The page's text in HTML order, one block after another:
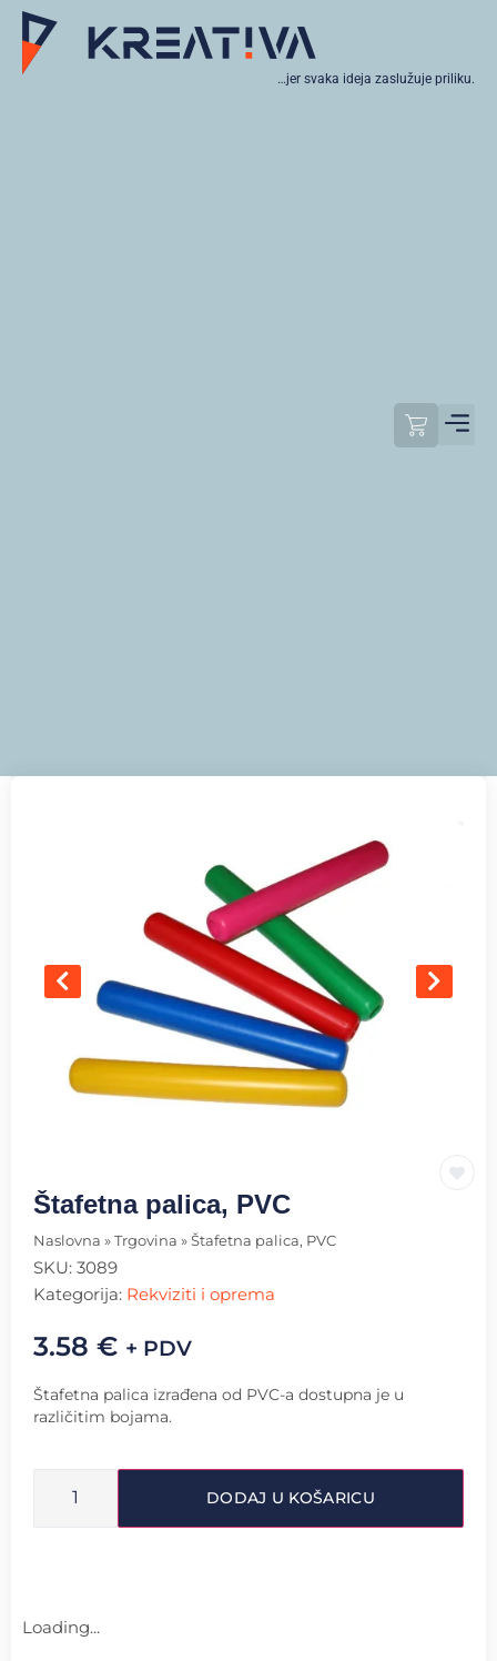
…jer svaka ideja zaslužuje priliku.
Štafetna palica, PVC
Naslovna » Trgovina » Štafetna palica, PVC
SKU: 3089
Kategorija: Rekviziti i oprema
3.58 € + PDV
Štafetna palica izrađena od PVC-a dostupna je u
različitim bojama.
DODAJ U KOŠARICU
Loading...